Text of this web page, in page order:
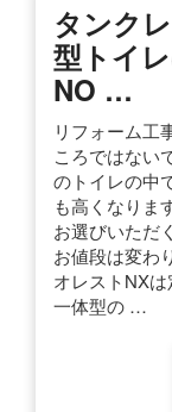
タンク
型トイ
NO …
リフォーム工
ころではない
のトイレの中
も高くなりま
お選びいただ
お値段は変わ
オレストNX
一体型の …